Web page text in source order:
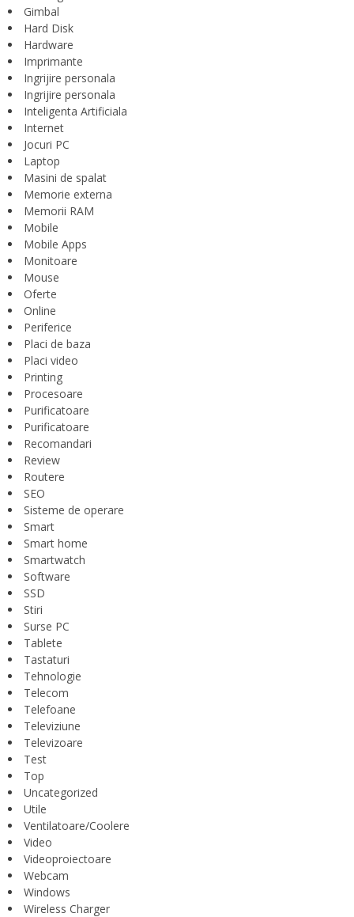
Gimbal
Hard Disk
Hardware
Imprimante
Ingrijire personala
Ingrijire personala
Inteligenta Artificiala
Internet
Jocuri PC
Laptop
Masini de spalat
Memorie externa
Memorii RAM
Mobile
Mobile Apps
Monitoare
Mouse
Oferte
Online
Periferice
Placi de baza
Placi video
Printing
Procesoare
Purificatoare
Purificatoare
Recomandari
Review
Routere
SEO
Sisteme de operare
Smart
Smart home
Smartwatch
Software
SSD
Stiri
Surse PC
Tablete
Tastaturi
Tehnologie
Telecom
Telefoane
Televiziune
Televizoare
Test
Top
Uncategorized
Utile
Ventilatoare/Coolere
Video
Videoproiectoare
Webcam
Windows
Wireless Charger